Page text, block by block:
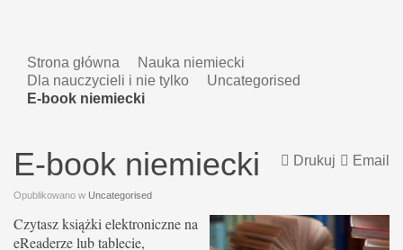
Strona główna
Nauka niemiecki
Dla nauczycieli i nie tylko
Uncategorised
E-book niemiecki
Email
Drukuj
E-book niemiecki
Opublikowano w Uncategorised
Czytasz książki elektroniczne na
eReaderze lub tablecie,